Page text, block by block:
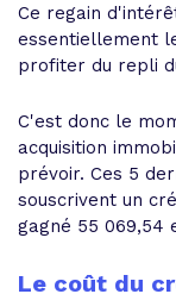
Ce regain
essentiellement
profiter du repli
C'est donc le
acquisition
prévoir. Ces 5
souscrivent un
gagné 55 069,54
Le coût du